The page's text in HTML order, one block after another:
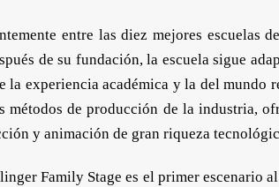
entre las diez mejores escuelas
de su fundación, la escuela sigue
la experiencia académica y la del
de producción de la industria,
y animación de gran riqueza
Family Stage es el primer